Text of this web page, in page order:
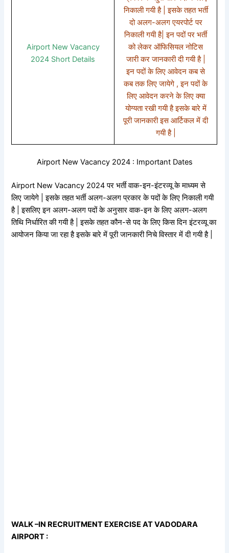
Airport New Vacancy
2024 Short Details
निकाली गयी है | इसके तहत भर्ती
दो अलग-अलग एयरपोर्ट पर
निकाली गयी है| इन पदों पर भर्ती
को लेकर ऑफिसियल नोटिस
जारी कर जानकारी दी गयी है |
इन पदों के लिए आवेदन कब से
कब तक लिए जायेगे , इन पदों के
लिए आवेदन करने के लिए क्या
योग्यता रखी गयी है इसके बारे में
पूरी जानकारी इस आर्टिकल में दी
गयी है |
Airport New Vacancy 2024 : Important Dates
Airport New Vacancy 2024 पर भर्ती वाक-इन-इंटरव्यू के माध्यम से
लिए जायेगे | इसके तहत भर्ती अलग-अलग प्रकार के पदों के लिए निकाली गयी
है | इसलिए इन अलग-अलग पदों के अनुसार वाक-इन के लिए अलग-अलग
तिथि निर्धारित की गयी है | इसके तहत कौन-से पद के लिए किस दिन इंटरव्यू का
आयोजन किया जा रहा है इसके बारे में पूरी जानकारी निचे विस्तार में दी गयी है |
WALK –IN RECRUITMENT EXERCISE AT VADODARA
AIRPORT :